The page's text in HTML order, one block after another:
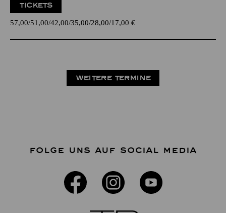
TICKETS
57,00 51,00 42,00 35,00 28,00 17,00 €
WEITERE TERMINE
FOLGE UNS AUF SOCIAL MEDIA